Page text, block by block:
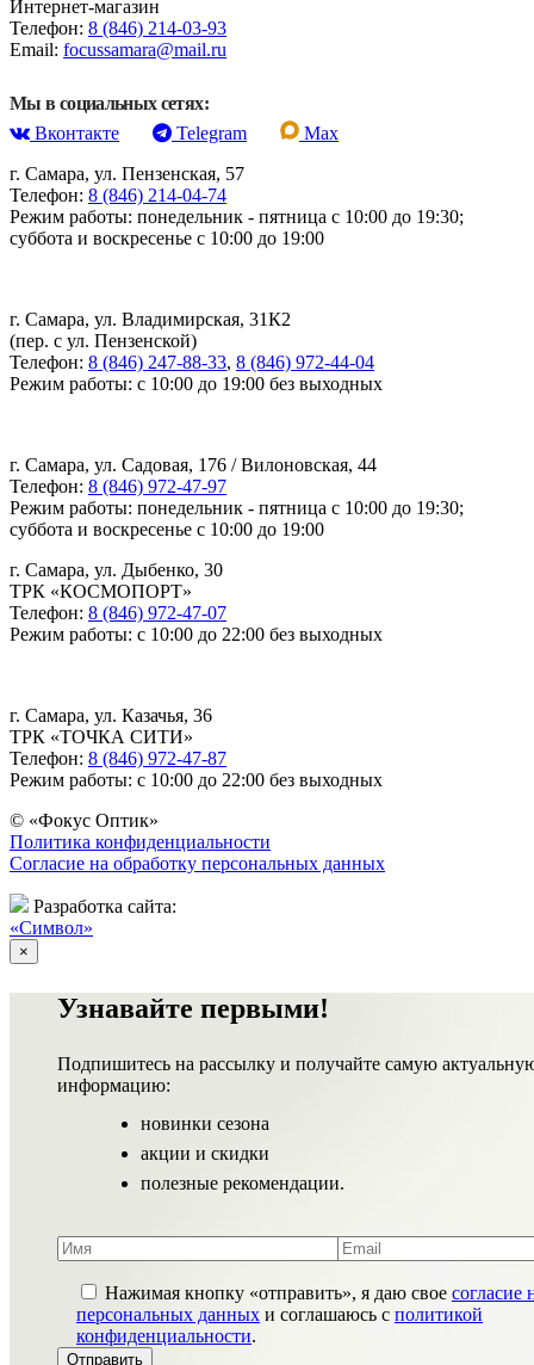
Интернет-магазин
Телефон: 8 (846) 214-03-93
Email: focussamara@mail.ru
Мы в социальных сетях:
Вконтакте
Telegram
Max
г. Самара, ул. Пензенская, 57
Телефон: 8 (846) 214-04-74
Режим работы: понедельник - пятница с 10:00 до 19:30;
суббота и воскресенье с 10:00 до 19:00
г. Самара, ул. Владимирская, 31К2
(пер. с ул. Пензенской)
Телефон: 8 (846) 247-88-33, 8 (846) 972-44-04
Режим работы: с 10:00 до 19:00 без выходных
г. Самара, ул. Садовая, 176 / Вилоновская, 44
Телефон: 8 (846) 972-47-97
Режим работы: понедельник - пятница с 10:00 до 19:30;
суббота и воскресенье с 10:00 до 19:00
г. Самара, ул. Дыбенко, 30
ТРК «КОСМОПОРТ»
Телефон: 8 (846) 972-47-07
Режим работы: с 10:00 до 22:00 без выходных
г. Самара, ул. Казачья, 36
ТРК «ТОЧКА СИТИ»
Телефон: 8 (846) 972-47-87
Режим работы: с 10:00 до 22:00 без выходных
© «Фокус Оптик»
Политика конфиденциальности
Согласие на обработку персональных данных
Разработка сайта:
«Символ»
×
Узнавайте первыми!
Подпишитесь на рассылку и получайте самую
информацию:
новинки сезона
акции и скидки
полезные рекомендации.
Нажимая кнопку «отправить», я даю свое согласие
персональных данных и соглашаюсь с политикой
конфиденциальности.